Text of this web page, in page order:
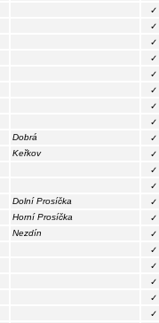
✓
✓
✓
✓
✓
✓
✓
✓
Dobrá
✓
Keřkov
✓
✓
✓
Dolní Prosíčka
✓
Horní Prosíčka
✓
Nezdín
✓
✓
✓
✓
✓
✓